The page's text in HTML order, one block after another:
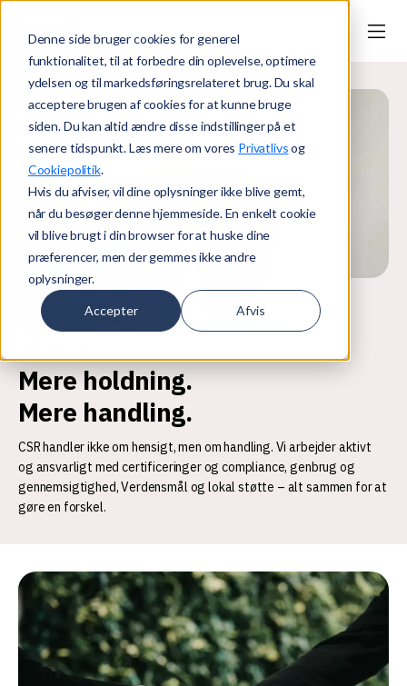
Denne side bruger cookies for generel
funktionalitet, til at forbedre din oplevelse, optimere
ydelsen og til markedsføringsrelateret brug. Du skal
acceptere brugen af cookies for at kunne bruge
siden. Du kan altid ændre disse indstillinger på et
senere tidspunkt. Læs mere om vores Privatlivsog
Cookiepolitik.
Hvis du afviser, vil dine oplysninger ikke blive gemt,
når du besøger denne hjemmeside. En enkelt cookie
vil blive brugt i din browser for at huske dine
præferencer, men der gemmes ikke andre
oplysninger.
Accepter Afvis
Mere holdning.
Mere handling.
CSR handler ikke om hensigt, men om handling. Vi arbejder aktivt
og ansvarligt med certificeringer og compliance, genbrug og
gennemsigtighed, Verdensmål og lokal støtte – alt sammen for at
gøre en forskel.